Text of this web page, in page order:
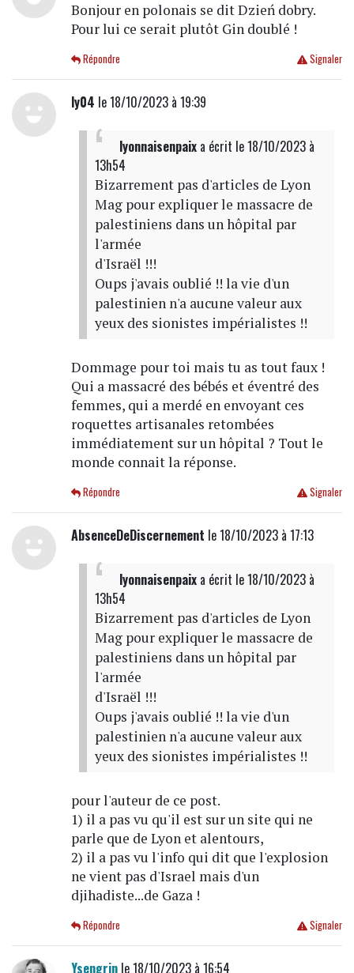
Bonjour en polonais se dit Dzień dobry.
Pour lui ce serait plutôt Gin doublé !
Signaler
Répondre
ly04 le 18/10/2023 à 19:39
lyonnaisenpaixa écrit le 18/10/2023 à
13h54
Bizarrement pas d'articles de Lyon
Mag pour expliquer le massacre de
palestiniens dans un hôpital par
l'armée
d'Israël !!!
Oups j'avais oublié !! la vie d'un
palestinien n'a aucune valeur aux
yeux des sionistes impérialistes !!
Dommage pour toi mais tu as tout faux !
Qui a massacré des bébés et éventré des
femmes, qui a merdé en envoyant ces
roquettes artisanales retombées
immédiatement sur un hôpital ? Tout le
monde connait la réponse.
Signaler
Répondre
AbsenceDeDiscernement le 18/10/2023 à 17:13
lyonnaisenpaixa écrit le 18/10/2023 à
13h54
Bizarrement pas d'articles de Lyon
Mag pour expliquer le massacre de
palestiniens dans un hôpital par
l'armée
d'Israël !!!
Oups j'avais oublié !! la vie d'un
palestinien n'a aucune valeur aux
yeux des sionistes impérialistes !!
pour l'auteur de ce post.
1) il a pas vu qu'il est sur un site qui ne
parle que de Lyon et alentours,
2) il a pas vu l'info qui dit que l'explosion
ne vient pas d'Israel mais d'un
djihadiste...de Gaza !
Signaler
Répondre
Ysengrinle 18/10/2023 à 16:54